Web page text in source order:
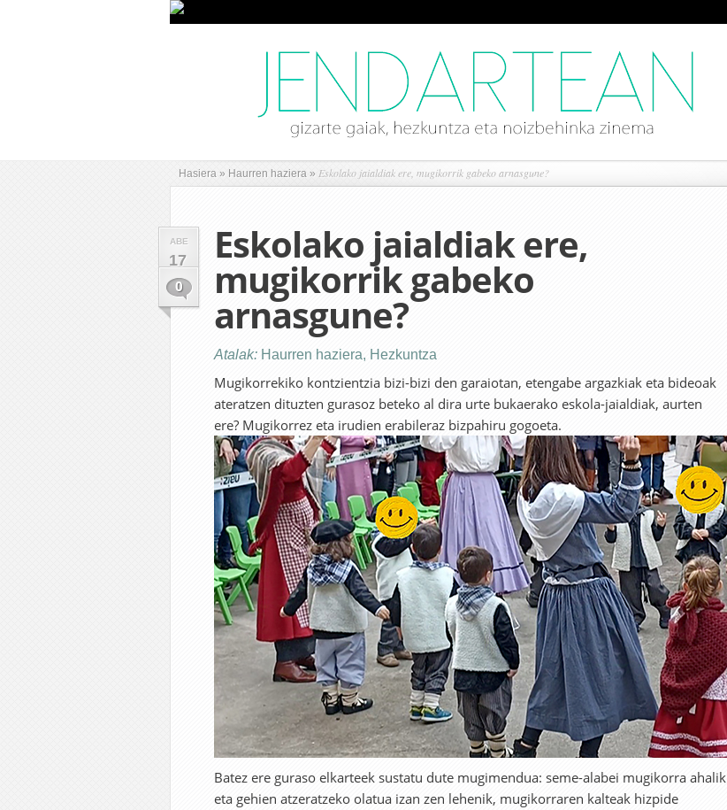
Hasiera » Haurren haziera » Eskolako jaialdiak ere, mugikorrik gabeko arnasgune?
ABE
17
0
Eskolako jaialdiak ere,
mugikorrik gabeko
arnasgune?
Atalak: Haurren haziera, Hezkuntza
Mugikorrekiko kontzientzia bizi-bizi den garaiotan, etengabe argazkiak eta bideoak
ateratzen dituzten gurasoz beteko al dira urte bukaerako eskola-jaialdiak, aurten
ere? Mugikorrez eta irudien erabileraz bizpahiru gogoeta.
Batez ere guraso elkarteek sustatu dute mugimendua: seme-alabei mugikorra ahalik
eta gehien atzeratzeko olatua izan zen lehenik, mugikorraren kalteak hizpide